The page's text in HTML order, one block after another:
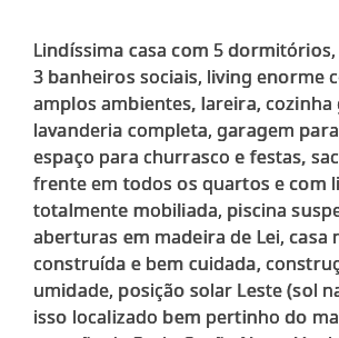
Lindíssima casa com 5
3 banheiros sociais, living enorme
amplos ambientes, lareira, cozinha
lavanderia completa, garagem
espaço para churrasco e festas,
frente em todos os quartos e com
totalmente mobiliada, piscina
aberturas em madeira de Lei, casa
construída e bem cuidada,
umidade, posição solar Leste (sol
isso localizado bem pertinho do